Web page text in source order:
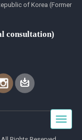
of Korea (Former
consultation)
Toggle